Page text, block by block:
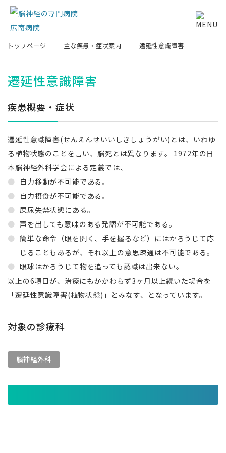
トップページ 主な疾患・症状案内 遷延性意識障害
遷延性意識障害
疾患概要・症状
遷延性意識障害(せんえんせいいしきしょうがい)とは、いわゆ
る植物状態のことを言い、脳死とは異なります。 1972年の日
本脳神経外科学会による定義では、
自力移動が不可能である。
自力摂食が不可能である。
屎尿失禁状態にある。
声を出しても意味のある発語が不可能である。
簡単な命令（眼を開く、手を握るなど）にはかろうじて応
じることもあるが、それ以上の意思疎通は不可能である。
眼球はかろうじて物を追っても認識は出来ない。
以上の6項目が、治療にもかかわらず3ヶ月以上続いた場合を
「遷延性意識障害(植物状態)」とみなす、となっています。
対象の診療科
脳神経外科